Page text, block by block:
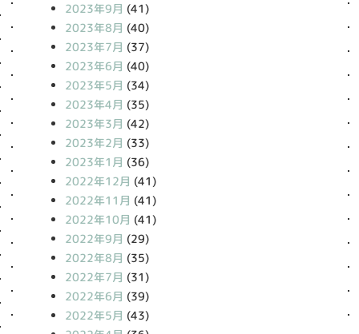
2023年9月 (41)
2023年8月 (40)
2023年7月 (37)
2023年6月 (40)
2023年5月 (34)
2023年4月 (35)
2023年3月 (42)
2023年2月 (33)
2023年1月 (36)
2022年12月 (41)
2022年11月 (41)
2022年10月 (41)
2022年9月 (29)
2022年8月 (35)
2022年7月 (31)
2022年6月 (39)
2022年5月 (43)